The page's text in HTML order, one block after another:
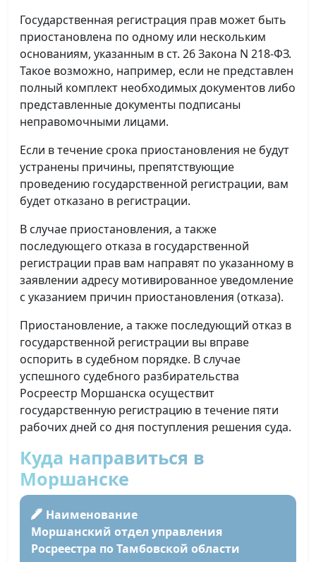
Государственная регистрация прав может быть
приостановлена по одному или нескольким
основаниям, указанным в ст. 26 Закона N 218-ФЗ.
Такое возможно, например, если не представлен
полный комплект необходимых документов либо
представленные документы подписаны
неправомочными лицами.
Если в течение срока приостановления не будут
устранены причины, препятствующие
проведению государственной регистрации, вам
будет отказано в регистрации.
В случае приостановления, а также
последующего отказа в государственной
регистрации прав вам направят по указанному в
заявлении адресу мотивированное уведомление
с указанием причин приостановления (отказа).
Приостановление, а также последующий отказ в
государственной регистрации вы вправе
оспорить в судебном порядке. В случае
успешного судебного разбирательства
Росреестр Моршанска осуществит
государственную регистрацию в течение пяти
рабочих дней со дня поступления решения суда.
Куда направиться в
Моршанске
Наименование
Моршанский отдел управления
Росреестра по Тамбовской области